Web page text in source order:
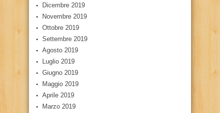
Dicembre 2019
Novembre 2019
Ottobre 2019
Settembre 2019
Agosto 2019
Luglio 2019
Giugno 2019
Maggio 2019
Aprile 2019
Marzo 2019